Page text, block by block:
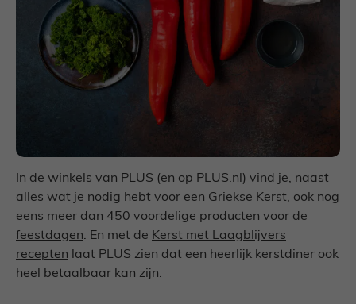
In de winkels van PLUS (en op PLUS.nl) vind je, naast
alles wat je nodig hebt voor een Griekse Kerst, ook nog
eens meer dan 450 voordelige producten voor de
feestdagen. En met de Kerst met Laagblijvers
recepten laat PLUS zien dat een heerlijk kerstdiner ook
heel betaalbaar kan zijn.